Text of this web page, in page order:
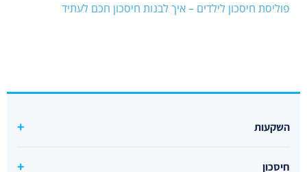
פוליסת חיסכון לילדים – איך לבנות חיסכון חכם לעתיד
השקעות
חיסכון